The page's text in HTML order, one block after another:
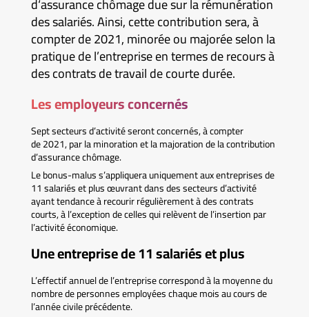
des salariés. Ainsi, cette contribution sera, à
compter de 2021, minorée ou majorée selon la
pratique de l’entreprise en termes de recours à
des contrats de travail de courte durée.
Les employeurs concernés
Sept secteurs d’activité seront concernés, à compter
de 2021, par la minoration et la majoration de la contribution
d’assurance chômage.
Le bonus-malus s’appliquera uniquement aux entreprises de
11 salariés et plus œuvrant dans des secteurs d’activité
ayant tendance à recourir régulièrement à des contrats
courts, à l’exception de celles qui relèvent de l’insertion par
l’activité économique.
Une entreprise de 11 salariés et plus
L’effectif annuel de l’entreprise correspond à la moyenne du
nombre de personnes employées chaque mois au cours de
l’année civile précédente.